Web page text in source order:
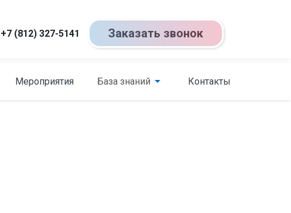
+7 (812) 327-5141 Заказать звонок
Мероприятия База знаний Контакты